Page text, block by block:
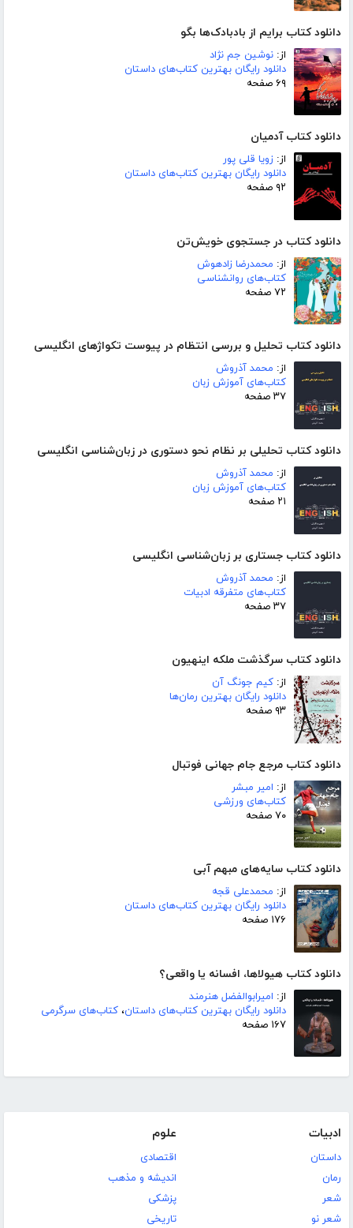
دانلود کتاب برایم از بادبادک‌ها بگو
از: نوشین جم نژاد
دانلود رایگان بهترین کتاب‌های داستان
۶۹ صفحه
دانلود کتاب آدمیان
از: زویا قلی پور
دانلود رایگان بهترین کتاب‌های داستان
۹۲ صفحه
دانلود کتاب در جستجوی خویش‌تن
از: محمدرضا زادهوش
کتاب‌های روانشناسی
۷۲ صفحه
دانلود کتاب تحلیل و بررسی انتظام در پیوست تکواژهای انگلیسی
از: محمد آذروش
کتاب‌های آموزش زبان
۳۷ صفحه
دانلود کتاب تحلیلی بر نظام نحو دستوری در زبان‌شناسی انگلیسی
از: محمد آذروش
کتاب‌های آموزش زبان
۲۱ صفحه
دانلود کتاب جستاری بر زبان‌شناسی انگلیسی
از: محمد آذروش
کتاب‌های متفرقه ادبیات
۳۷ صفحه
دانلود کتاب سرگذشت ملکه اینهیون
از: کیم جونگ آن
دانلود رایگان بهترین رمان‌ها
۹۳ صفحه
دانلود کتاب مرجع جام جهانی فوتبال
از: امیر مبشر
کتاب‌های ورزشی
۷۰ صفحه
دانلود کتاب سایه‌های مبهم آبی
از: محمدعلی قجه
دانلود رایگان بهترین کتاب‌های داستان
۱۷۶ صفحه
دانلود کتاب هیولاها، افسانه یا واقعی؟
از: امیرابوالفضل هنرمند
دانلود رایگان بهترین کتاب‌های داستان، کتاب‌های سرگرمی
۱۶۷ صفحه
ادبیات
داستان
رمان
شعر
شعر نو
علوم
اقتصادی
اندیشه و مذهب
پزشکی
تاریخی